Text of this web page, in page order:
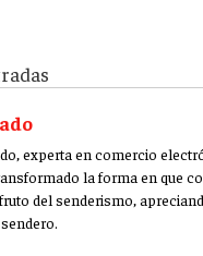
experta en comercio
la forma en que
del senderismo,